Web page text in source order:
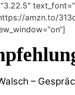
amzn.to/
–